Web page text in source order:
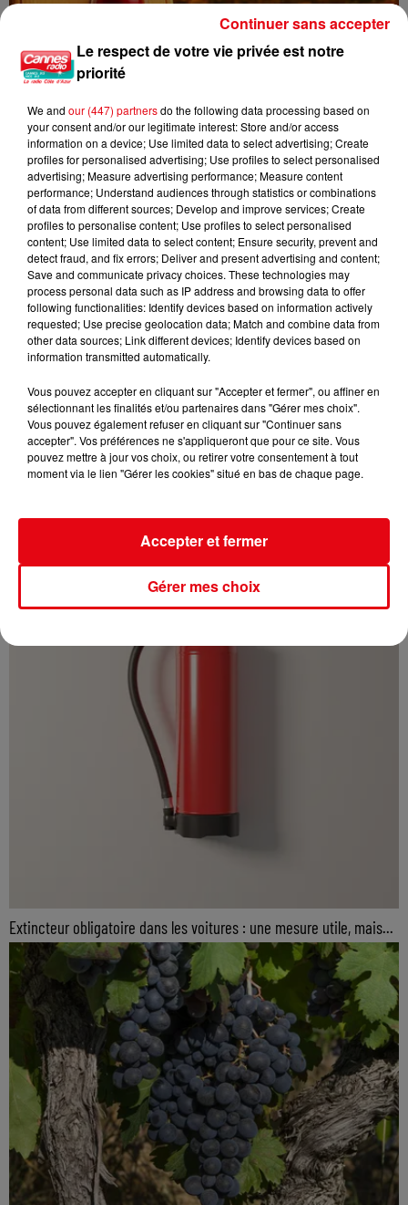
Une nouvelle vague de chaleur attendue en France : jusqu’à 40
°C...
Cambriolages : une hausse de 5,8 % enregistrée en France en
Extincteur obligatoire dans les voitures : une mesure utile, mais...
Le respect de votre vie privée est notre
priorité
We and our (447) partnersdo the following data processing based on
your consent and/or our legitimate interest: Store and/or access
information on a device; Use limited data to select advertising; Create
profiles for personalised advertising; Use profiles to select personalised
advertising; Measure advertising performance; Measure content
performance; Understand audiences through statistics or combinations
of data from different sources; Develop and improve services; Create
profiles to personalise content; Use profiles to select personalised
content; Use limited data to select content; Ensure security, prevent and
detect fraud, and fix errors; Deliver and present advertising and content;
Save and communicate privacy choices. These technologies may
process personal data such as IP address and browsing data to offer
following functionalities: Identify devices based on information actively
requested; Use precise geolocation data; Match and combine data from
other data sources; Link different devices; Identify devices based on
information transmitted automatically.
Vous pouvez accepter en cliquant sur "Accepter et fermer", ou affiner en
sélectionnant les finalités et/ou partenaires dans "Gérer mes choix".
Vous pouvez également refuser en cliquant sur "Continuer sans
accepter". Vos préférences ne s'appliqueront que pour ce site. Vous
pouvez mettre à jour vos choix, ou retirer votre consentement à tout
moment via le lien "Gérer les cookies" situé en bas de chaque page.
Gérer mes choix
Accepter et fermer
Continuer sans accepter